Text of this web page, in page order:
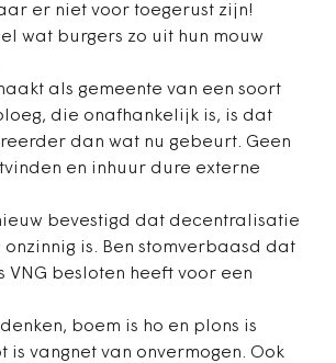
er niet voor toegerust zijn!
wat burgers zo uit hun mouw
als gemeente van een soort
die onafhankelijk is, is dat
dan wat nu gebeurt. Geen
en inhuur dure externe
bevestigd dat decentralisatie
is. Ben stomverbaasd dat
VNG besloten heeft voor een
boem is ho en plons is
is vangnet van onvermogen. Ook